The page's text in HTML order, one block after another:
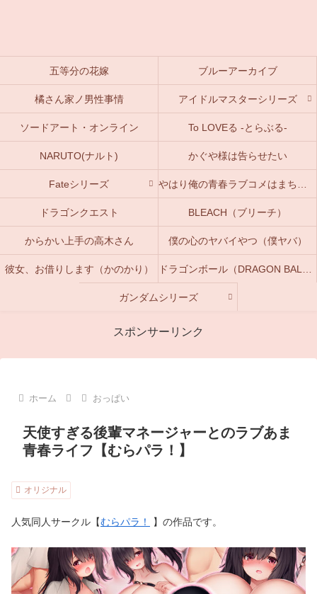
五等分の花嫁 ブルーアーカイブ
橘さん家ノ男性事情 アイドルマスターシリーズ
ソードアート・オンライン To LOVEる -とらぶる-
NARUTO(ナルト) かぐや様は告らせたい
Fateシリーズ
ドラゴンクエスト BLEACH（ブリーチ）
からかい上手の高木さん 僕の心のヤバイやつ（僕ヤバ）
彼女、お借りします（かのかり）
ガンダムシリーズ
スポンサーリンク
ホーム おっぱい
天使すぎる後輩マネージャーとのラブあま
青春ライフ【むらパラ！】
オリジナル
人気同人サークル【むらパラ！ 】の作品です。